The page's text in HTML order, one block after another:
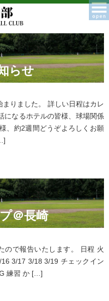
らせ
りました。 詳しい日程はカレ
になるホテルの皆様、球場関係
、約2週間どうぞよろしくお願
＠長崎
ので報告いたします。 日程 火
3/17 3/18 3/19 チェックイン
練習 か […]